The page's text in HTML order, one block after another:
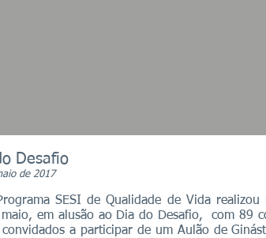
Desafio
de 2017
SESI de Qualidade de Vida realizou
em alusão ao Dia do Desafio, com 89
a participar de um Aulão de